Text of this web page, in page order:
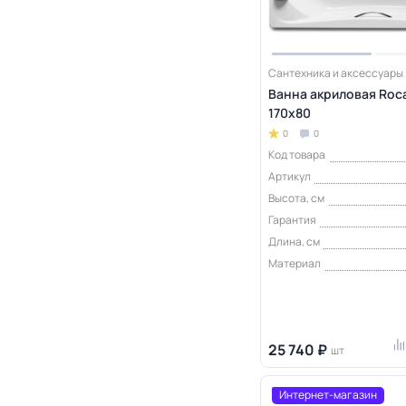
Сантехника и аксессуары
Ванна акриловая
170x80
0 0
Код товара
Артикул
Высота, см
Гарантия
Длина, см
Материал
25 740 ₽ шт
Интернет-магазин